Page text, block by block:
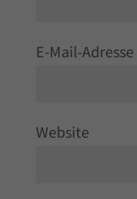
E-Mail-Adresse
Website